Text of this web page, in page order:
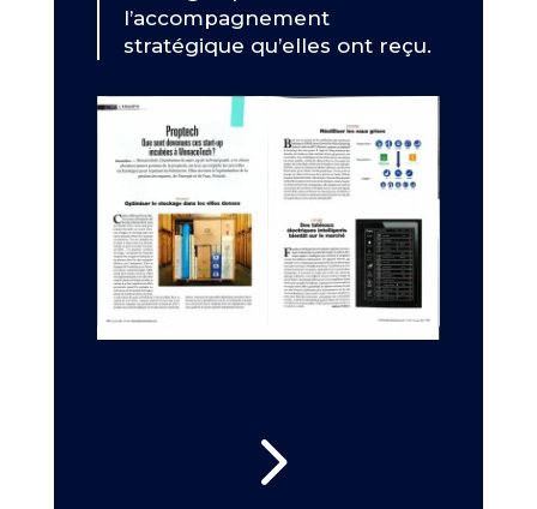
l’accompagnement
stratégique qu’elles ont reçu.
5